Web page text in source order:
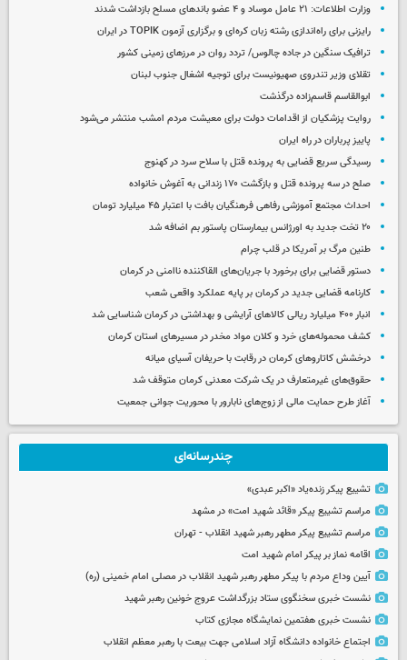
وزارت اطلاعات: ۲۱ عامل موساد و ۴ عضو باندهای مسلح بازداشت شدند
رایزنی برای راه‌اندازی رشته زبان کره‌ای و برگزاری آزمون TOPIK در ایران
ترافیک سنگین در جاده چالوس/ تردد روان در مرزهای زمینی کشور
تقلای وزیر تندروی صهیونیست برای توجیه اشغال جنوب لبنان
ابوالقاسم قاسم‌زاده درگذشت
روایت پزشکیان از اقدامات دولت برای معیشت مردم امشب منتشر می‌شود
پاییز پرباران در راه ایران
رسیدگی سریع قضایی به پرونده قتل با سلاح سرد در کهنوج
صلح در سه پرونده قتل و بازگشت ۱۷۰ زندانی به آغوش خانواده
احداث مجتمع آموزشی رفاهی فرهنگیان بافت با اعتبار ۴۵ میلیارد تومان
۲۰ تخت جدید به اورژانس بیمارستان پاستور بم اضافه شد
طنین مرگ بر آمریکا در قلب چرام
دستور قضایی برای برخورد با جریان‌های القاکننده ناامنی در کرمان
کارنامه قضایی جدید در کرمان بر پایه عملکرد واقعی شعب
انبار ۴۰۰ میلیارد ریالی کالاهای آرایشی و بهداشتی در کرمان شناسایی شد
کشف محموله‌های خرد و کلان مواد مخدر در مسیرهای استان کرمان
درخشش کاتاروهای کرمان در رقابت با حریفان آسیای میانه
حقوق‌های غیرمتعارف در یک شرکت معدنی کرمان متوقف شد
آغاز طرح حمایت مالی از زوج‌های نابارور با محوریت جوانی جمعیت
چندرسانه‌ای
تشییع پیکر زنده‌یاد «اکبر عبدی»
مراسم تشییع پیکر «قائد شهید امت» در مشهد
مراسم تشییع پیکر مطهر رهبر شهید انقلاب - تهران
اقامه نماز بر پیکر امام شهید امت
آیین وداع مردم با پیکر مطهر رهبر شهید انقلاب در مصلی امام خمینی (ره)
نشست خبری سخنگوی ستاد بزرگداشت عروج خونین رهبر شهید
نشست خبری هفتمین نمایشگاه مجازی کتاب
اجتماع خانواده دانشگاه آزاد اسلامی جهت بیعت با رهبر معظم انقلاب